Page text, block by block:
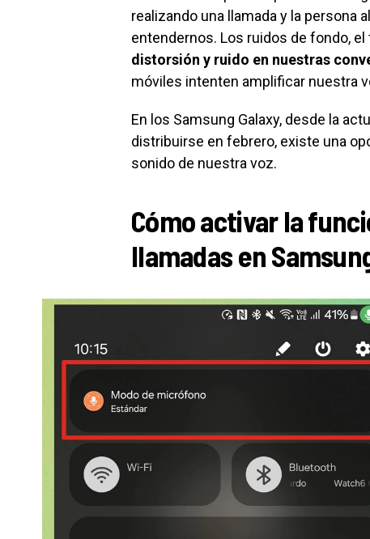
realizando una llamada y la persona
entendernos. Los ruidos de fondo,
distorsión y ruido en nuestras
móviles intenten amplificar nuestra
En los Samsung Galaxy, desde la
distribuirse en febrero, existe una
sonido de nuestra voz.
Cómo activar la
llamadas en